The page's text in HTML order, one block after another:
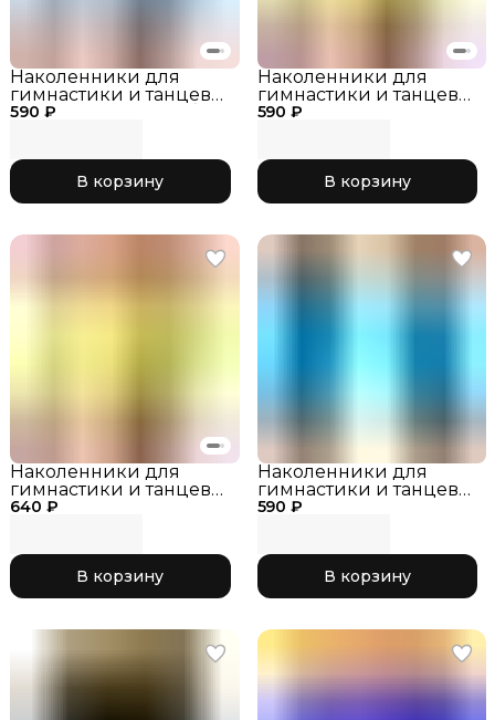
590 ₽
Наколенники для
гимнастики и танцев
INDIGO SM-113 Голубой,
В корзину
590 ₽
Наколенники для
гимнастики и танцев
INDIGO SM-113 Желтый,
В корзину
640 ₽
Наколенники для
гимнастики и танцев
INDIGO SM-113 Желтый,
В корзину
590 ₽
Наколенники для
гимнастики и танцев
INDIGO SM-113
В корзину